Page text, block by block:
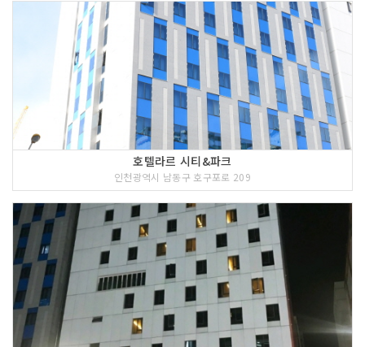
호텔라르 시티&파크
인천광역시 남동구 호구포로 209